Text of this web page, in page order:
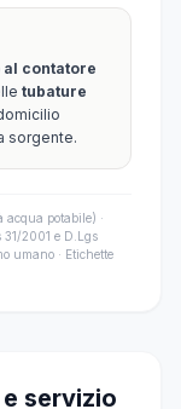
contatore
tubature
sorgente.
potabile) ·
2001 e D.Lgs
umano · Etichette
servizio